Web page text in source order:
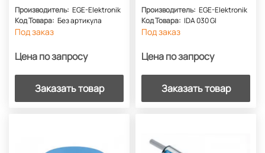
Производитель: EGE-Elektronik
Код Товара: Без артикула
Под заказ
Цена по запросу
Заказать товар
Производитель: EGE-Elektronik
Код Товара: IDA 030 GI
Под заказ
Цена по запросу
Заказать товар